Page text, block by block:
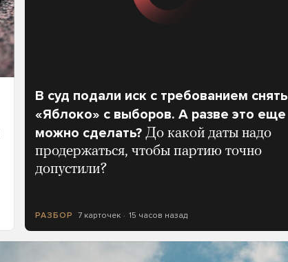
В суд подали иск с требованием снять
«Яблоко» с выборов. А разве это еще
можно сделать? До какой даты надо
продержаться, чтобы партию точно
допустили?
РАЗБОР 7 карточек 15 часов назад